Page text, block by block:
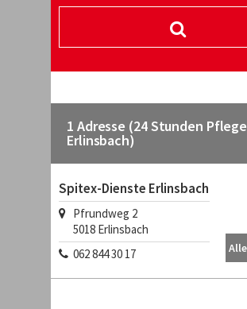
1 Adresse (24 Stunden
Erlinsbach)
Spitex-Dienste Erlinsbach
Pfrundweg 2
5018 Erlinsbach
062 844 30 17